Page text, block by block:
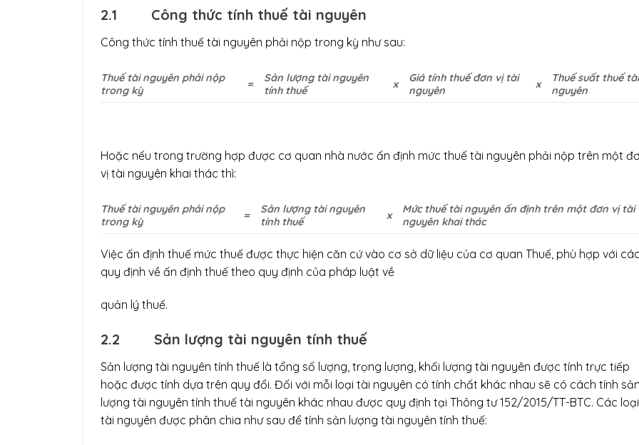
2.1 Công thức tính thuế tài nguyên
Công thức tính thuế tài nguyên phải nộp trong kỳ như sau:
Thuế tài nguyên phải nộp
trong kỳ
=
Sản lượng tài nguyên
tính thuế
x
Giá tính thuế đơn vị tài
nguyên
x
Thuế suất thuế tài
nguyên
Hoặc nếu trong trường hợp được cơ quan nhà nước ấn định mức thuế tài nguyên phải nộp trên một
vị tài nguyên khai thác thì:
Thuế tài nguyên phải nộp
trong kỳ
=
Sản lượng tài nguyên
tính thuế
x
Mức thuế tài nguyên ấn định trên một đơn vị tài
nguyên khai thác
Việc ấn định thuế mức thuế được thực hiện căn cứ vào cơ sở dữ liệu của cơ quan Thuế, phù hợp với
quy định về ấn định thuế theo quy định của pháp luật về
quản lý thuế.
2.2 Sản lượng tài nguyên tính thuế
Sản lượng tài nguyên tính thuế là tổng số lượng, trọng lượng, khối lượng tài nguyên được tính trực tiếp
hoặc được tính dựa trên quy đổi. Đối với mỗi loại tài nguyên có tính chất khác nhau sẽ có cách tính
lượng tài nguyên tính thuế tài nguyên khác nhau được quy định tại Thông tư 152/2015/TT-BTC. Các loại
tài nguyên được phân chia như sau để tính sản lượng tài nguyên tính thuế: